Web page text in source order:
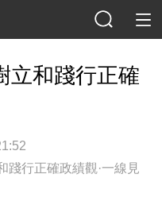
立和踐行正確
踐行正確政績觀·一線見